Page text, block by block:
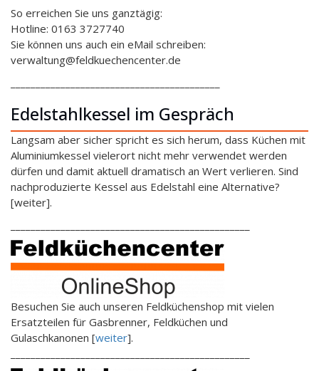
So erreichen Sie uns ganztägig:
Hotline: 0163 3727740
Sie können uns auch ein eMail schreiben:
verwaltung@feldkuechencenter.de
Edelstahlkessel im Gespräch
Langsam aber sicher spricht es sich herum, dass Küchen mit
Aluminiumkessel vielerort nicht mehr verwendet werden
dürfen und damit aktuell dramatisch an Wert verlieren. Sind
nachproduzierte Kessel aus Edelstahl eine Alternative?
[weiter].
Besuchen Sie auch unseren Feldküchenshop mit vielen
Ersatzteilen für Gasbrenner, Feldküchen und
Gulaschkanonen [weiter].